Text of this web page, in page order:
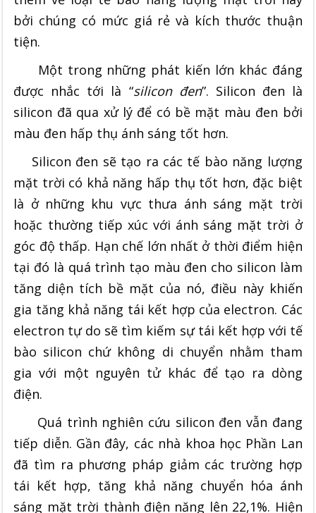
bởi chúng có mức giá rẻ và kích thước thuận
tiện.
Một trong những phát kiến lớn khác đáng
được nhắc tới là “silicon đen”. Silicon đen là
silicon đã qua xử lý để có bề mặt màu đen bởi
màu đen hấp thụ ánh sáng tốt hơn.
Silicon đen sẽ tạo ra các tế bào năng lượng
mặt trời có khả năng hấp thụ tốt hơn, đặc biệt
là ở những khu vực thưa ánh sáng mặt trời
hoặc thường tiếp xúc với ánh sáng mặt trời ở
góc độ thấp. Hạn chế lớn nhất ở thời điểm hiện
tại đó là quá trình tạo màu đen cho silicon làm
tăng diện tích bề mặt của nó, điều này khiến
gia tăng khả năng tái kết hợp của electron. Các
electron tự do sẽ tìm kiếm sự tái kết hợp với tế
bào silicon chứ không di chuyển nhằm tham
gia với một nguyên tử khác để tạo ra dòng
điện.
Quá trình nghiên cứu silicon đen vẫn đang
tiếp diễn. Gần đây, các nhà khoa học Phần Lan
đã tìm ra phương pháp giảm các trường hợp
tái kết hợp, tăng khả năng chuyển hóa ánh
sáng mặt trời thành điện năng lên 22,1%. Hiện